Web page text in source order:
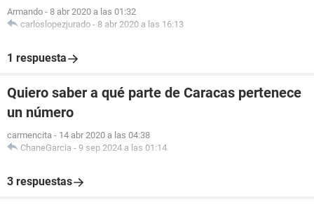
Armando - 8 abr 2020 a las 01:32
carloslopezjurado - 8 abr 2020 a las 16:13
1 respuesta
Quiero saber a qué parte de Caracas pertenece
un número
carmencita - 14 abr 2020 a las 04:38
ChaneGarcia - 9 sep 2024 a las 01:14
3 respuestas